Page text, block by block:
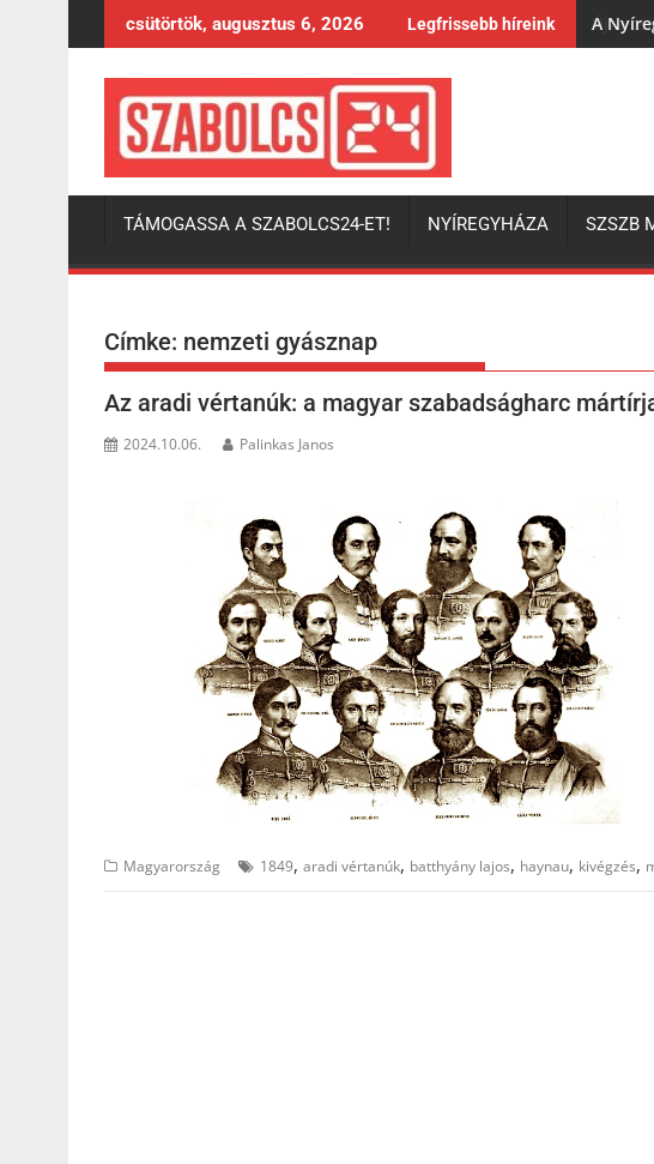
to
csütörtök, augusztus 6, 2026 Legfrissebb híreink A
TÁMOGASSA A SZABOLCS24-ET! NYÍREGYHÁZA SZSZB
Címke: nemzeti gyásznap
Az aradi vértanúk: a magyar szabadságharc
2024.10.06. Palinkas Janos
Magyarország 1849, aradi vértanúk, batthyány lajos, haynau, kivégzés,